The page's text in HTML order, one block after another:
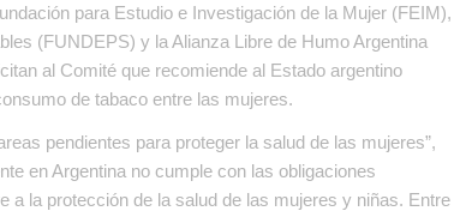
para Estudio e Investigación de la Mujer (FEIM),
(FUNDEPS) y la Alianza Libre de Humo Argentina
al Comité que recomiende al Estado argentino
de tabaco entre las mujeres.
pendientes para proteger la salud de las mujeres”,
en Argentina no cumple con las obligaciones
a la protección de la salud de las mujeres y niñas. Entre